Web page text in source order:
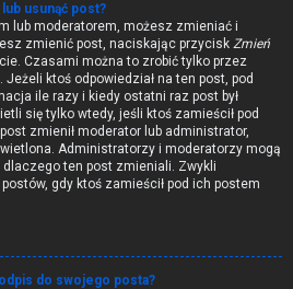
usunąć post?
lub moderatorem, możesz zmieniać i
zmienić post, naciskając przycisk Zmień
Czasami można to zrobić tylko przez
ktoś odpowiedział na ten post, pod
ile razy i kiedy ostatni raz post był
się tylko wtedy, jeśli ktoś zamieścił pod
zmienił moderator lub administrator,
Administratorzy i moderatorzy mogą
ten post zmieniali. Zwykli
gdy ktoś zamieścił pod ich postem
do swojego posta?